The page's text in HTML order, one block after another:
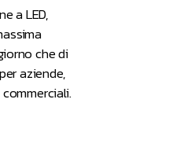
a LED,
che di
aziende,